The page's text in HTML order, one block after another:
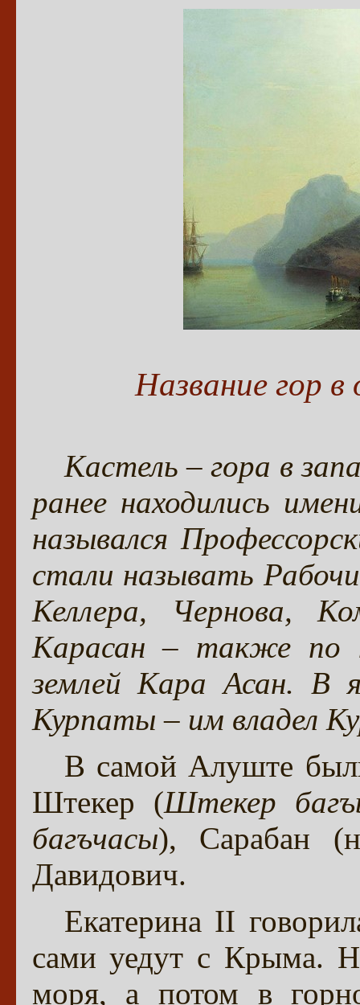
Название гор
Кастель – гора в
ранее находились
назывался
стали называть
Келлера, Чернова,
Карасан – также по
землейКара Асан. В
Курпаты – им владел
В самой Алуште
Штекер (Штекер
багъчасы), Сарабан
Давидович.
Екатерина II
сами уедут с Крыма.
моря, а потом в